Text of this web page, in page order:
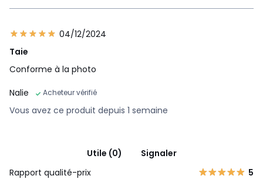
04/12/2024
Taie
Conforme à la photo
Nalie
Acheteur vérifié
Vous avez ce produit depuis 1 semaine
Utile (0)
Signaler
Rapport qualité-prix
5